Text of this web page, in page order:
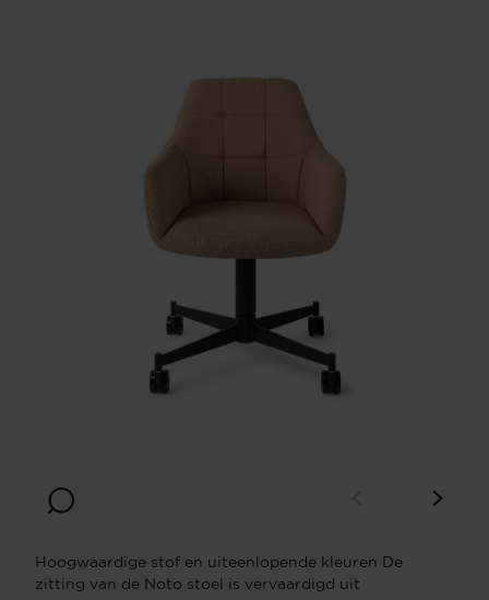
Hoogwaardige stof en uiteenlopende kleuren De
zitting van de Noto stoel is vervaardigd uit